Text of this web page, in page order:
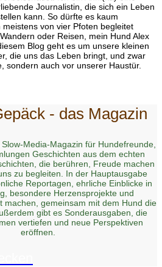
Journalistin, die sich ein Leben
kann. So dürfte es kaum
von vier Pfoten begleitet
oder Reisen, mein Hund Alex
Blog geht es um unsere kleinen
die uns das Leben bringt, und zwar
sondern auch vor unserer Haustür.
- das Magazin
Media-Magazin für Hundefreunde,
Geschichten aus dem echten
die berühren, Freude machen
zu begleiten. In der Hauptausgabe
Reportagen, ehrliche Einblicke in
besondere Herzensprojekte und
machen, gemeinsam mit dem Hund die
gibt es Sonderausgaben, die
vertiefen und neue Perspektiven
eröffnen.